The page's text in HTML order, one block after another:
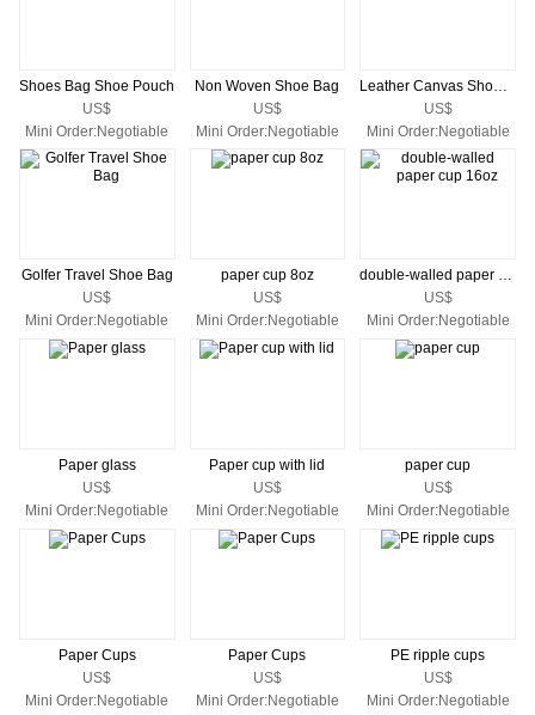
Shoes Bag Shoe Pouch
US$
Mini Order:Negotiable
Non Woven Shoe Bag
US$
Mini Order:Negotiable
US$
Mini Order:Negotiable
Golfer Travel Shoe Bag
US$
Mini Order:Negotiable
paper cup 8oz
US$
Mini Order:Negotiable
double-walled paper cup 16oz
US$
Mini Order:Negotiable
Paper glass
US$
Mini Order:Negotiable
Paper cup with lid
US$
Mini Order:Negotiable
paper cup
US$
Mini Order:Negotiable
Paper Cups
US$
Mini Order:Negotiable
Paper Cups
US$
Mini Order:Negotiable
PE ripple cups
US$
Mini Order:Negotiable